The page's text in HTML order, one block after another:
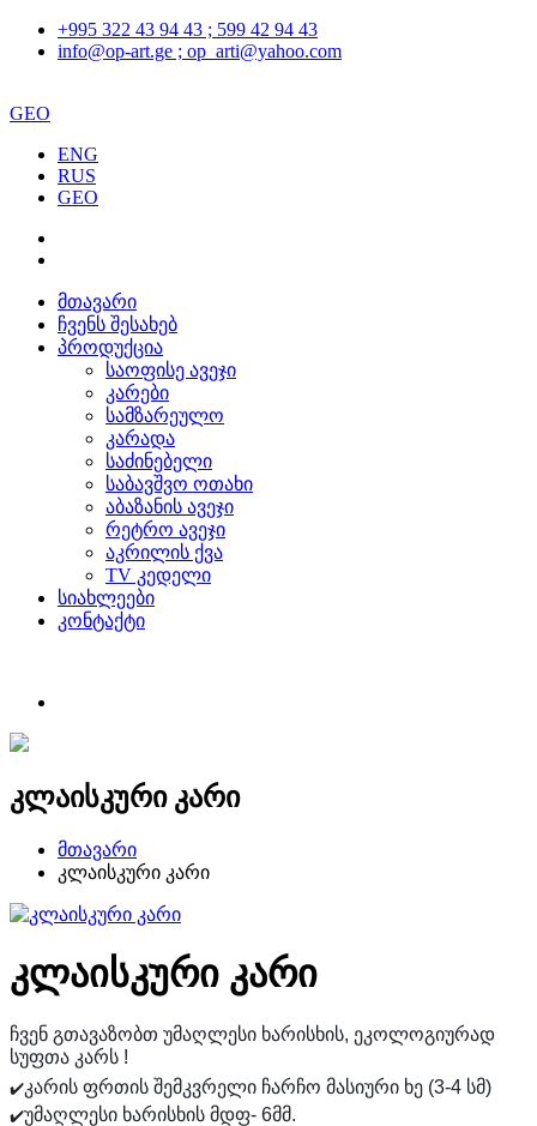
+995 322 43 94 43 ; 599 42 94 43
info@op-art.ge ; op_arti@yahoo.com
GEO
ENG
RUS
GEO
მთავარი
ჩვენს შესახებ
პროდუქცია
საოფისე ავეჯი
კარები
სამზარეულო
კარადა
საძინებელი
საბავშვო ოთახი
აბაზანის ავეჯი
რეტრო ავეჯი
აკრილის ქვა
TV კედელი
სიახლეები
კონტაქტი
კლაისკური კარი
მთავარი
კლაისკური კარი
კლაისკური კარი
ჩვენ გთავაზობთ უმაღლესი ხარისხის, ეკოლოგიურად
სუფთა კარს !
✔️კარის ფრთის შემკვრელი ჩარჩო მასიური ხე (3-4 სმ)
✔️უმაღლესი ხარისხის მდფ- 6მმ.